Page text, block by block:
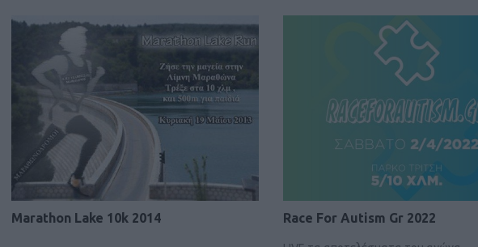
Marathon Lake 10k 2014 Race For Autism Gr 2022